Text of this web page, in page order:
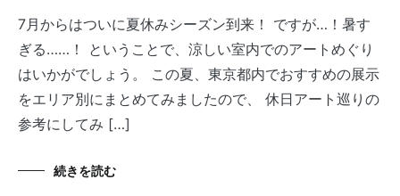
7月からはついに夏休みシーズン到来！ ですが…！暑す
ぎる……！ ということで、涼しい室内でのアートめぐり
はいかがでしょう。 この夏、東京都内でおすすめの展示
をエリア別にまとめてみましたので、 休日アート巡りの
参考にしてみ […]
続きを読む